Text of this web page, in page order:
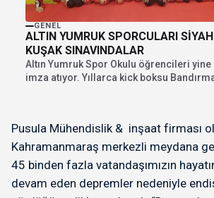
GENEL
ALTIN YUMRUK SPORCULARI SİYAH
KUŞAK SINAVINDALAR
Altın Yumruk Spor Okulu öğrencileri
imza atıyor. Yıllarca kick boksu
Pusula Mühendislik & inşaat firması
Kahramanmaraş merkezli meydana
45 binden fazla vatandaşımızın
devam eden depremler nedeniyle